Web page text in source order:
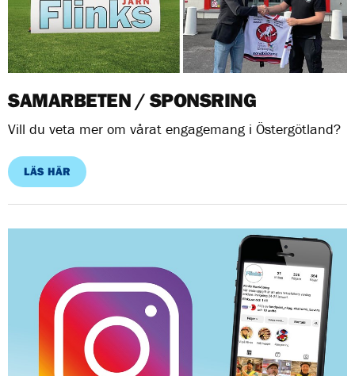
SAMARBETEN / SPONSRING
Vill du veta mer om vårat engagemang i Östergötland?
LÄS HÄR